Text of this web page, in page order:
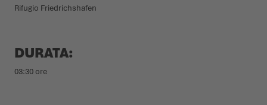
Rifugio Friedrichshafen
DURATA:
03:30 ore